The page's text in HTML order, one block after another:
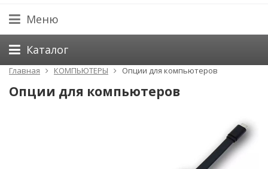
Меню
Каталог
Главная КОМПЬЮТЕРЫ Опции для компьютеров
Опции для компьютеров